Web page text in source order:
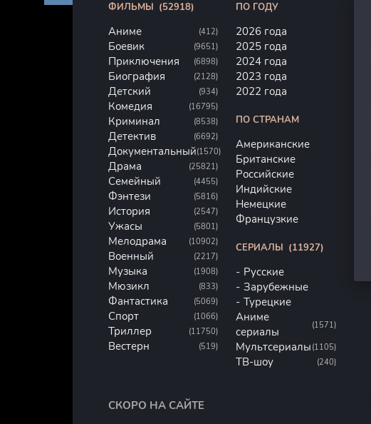
ФИЛЬМЫ (52918)
Аниме (412)
Боевик (9651)
Приключения (6898)
Биография (2128)
Детский (934)
Комедия (16795)
Криминал (8538)
Детектив (6692)
Документальный(1570)
Драма (25821)
Семейный (4455)
Фэнтези (5816)
История (2547)
Ужасы (5801)
Мелодрама (10902)
Военный (2217)
Музыка (1908)
Мюзикл (833)
Фантастика (5069)
Спорт (1066)
Триллер (11750)
Вестерн (519)
ПО ГОДУ
2026 года
2025 года
2024 года
2023 года
2022 года
ПО СТРАНАМ
Американские
Британские
Российские
Индийские
Немецкие
Французкие
СЕРИАЛЫ (11927)
Русские
Зарубежные
Турецкие
Аниме
сериалы
(1571)
Мультсериалы (1105)
ТВ-шоу (240)
СКОРО НА САЙТЕ